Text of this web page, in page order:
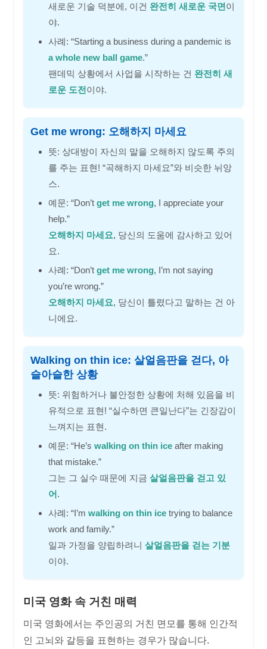
새로운 기술 덕분에, 이건 완전히 새로운 국면이
야.
사례: “Starting a business during a pandemic is
a whole new ball game.”
팬데믹 상황에서 사업을 시작하는 건 완전히 새
로운 도전이야.
Get me wrong: 오해하지 마세요
뜻: 상대방이 자신의 말을 오해하지 않도록 주의
를 주는 표현! “곡해하지 마세요”와 비슷한 뉘앙
스.
예문: “Don’t get me wrong, I appreciate your
help.”
오해하지 마세요, 당신의 도움에 감사하고 있어
요.
사례: “Don’t get me wrong, I’m not saying
you’re wrong.”
오해하지 마세요, 당신이 틀렸다고 말하는 건 아
니에요.
Walking on thin ice: 살얼음판을 걷다, 아
슬아슬한 상황
뜻: 위험하거나 불안정한 상황에 처해 있음을 비
유적으로 표현! “실수하면 큰일난다”는 긴장감이
느껴지는 표현.
예문: “He’s walking on thin ice after making
that mistake.”
그는 그 실수 때문에 지금 살얼음판을 걷고 있
어.
사례: “I’m walking on thin ice trying to balance
work and family.”
일과 가정을 양립하려니 살얼음판을 걷는 기분
이야.
미국 영화 속 거친 매력
미국 영화에서는 주인공의 거친 면모를 통해 인간적
인 고뇌와 갈등을 표현하는 경우가 많습니다.